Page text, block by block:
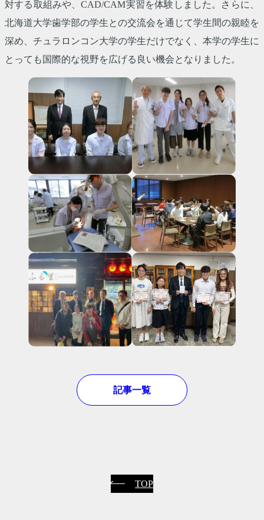
対する取組みや、CAD/CAM実習を体験しました。さらに、
北海道大学歯学部の学生との交流会を通じて学生間の親睦を
深め、チュラロンコン大学の学生だけでなく、本学の学生に
とっても国際的な視野を広げる良い機会となりました。
記事一覧
TOP